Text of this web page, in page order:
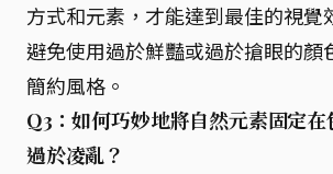
方式和元素，才能達到最佳的視覺
避免使用過於鮮豔或過於搶眼的顏
簡約風格。
Q3：如何巧妙地將自然元素固定
過於凌亂？